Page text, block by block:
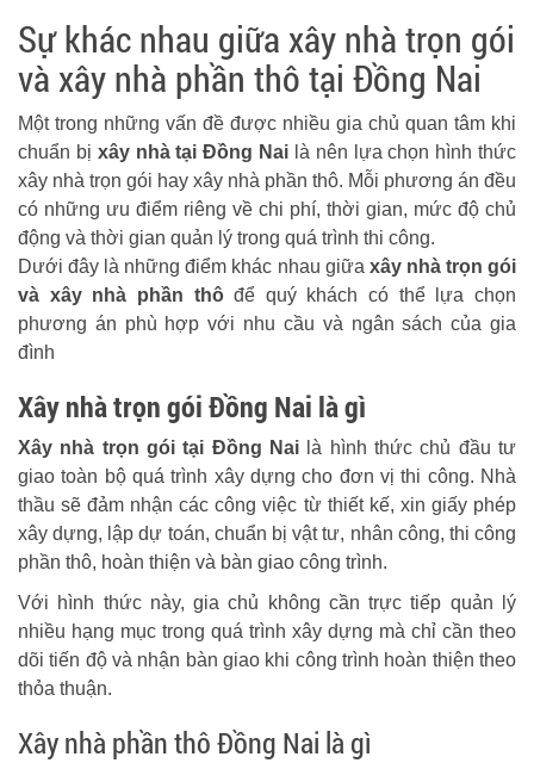
Sự khác nhau giữa xây nhà trọn gói
và xây nhà phần thô tại Đồng Nai
Một trong những vấn đề được nhiều gia chủ quan tâm khi
chuẩn bị xây nhà tại Đồng Nai là nên lựa chọn hình thức
xây nhà trọn gói hay xây nhà phần thô. Mỗi phương án đều
có những ưu điểm riêng về chi phí, thời gian, mức độ chủ
động và thời gian quản lý trong quá trình thi công.
Dưới đây là những điểm khác nhau giữa xây nhà trọn gói
và xây nhà phần thôđể quý khách có thể lựa chọn
phương án phù hợp với nhu cầu và ngân sách của gia
đình
Xây nhà trọn gói Đồng Nai là gì
Xây nhà trọn gói tại Đồng Nai là hình thức chủ đầu tư
giao toàn bộ quá trình xây dựng cho đơn vị thi công. Nhà
thầu sẽ đảm nhận các công việc từ thiết kế, xin giấy phép
xây dựng, lập dự toán, chuẩn bị vật tư, nhân công, thi công
phần thô, hoàn thiện và bàn giao công trình.
Với hình thức này, gia chủ không cần trực tiếp quản lý
nhiều hạng mục trong quá trình xây dựng mà chỉ cần theo
dõi tiến độ và nhận bàn giao khi công trình hoàn thiện theo
thỏa thuận.
Xây nhà phần thô Đồng Nai là gì